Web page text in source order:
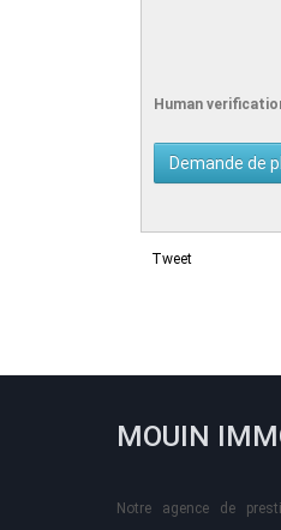
Human
Tweet
MOUIN
Notre agence de